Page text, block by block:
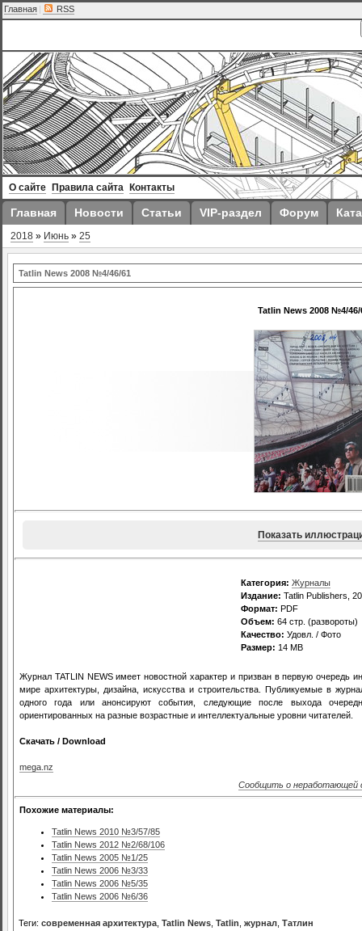
Главная | RSS
О сайте Правила сайта Контакты
Главная Новости Статьи VIP-раздел Форум
2018 » Июнь » 25
Tatlin News 2008 №4/46/61
Tatlin News 2008 №4/46/
Показать
Категория: Журналы
Издание: Tatlin Publishers,
Формат: PDF
Объем: 64 стр. (развороты)
Качество: Удовл. / Фото
Размер: 14 MB
Журнал TATLIN NEWS имеет новостной характер и призван в первую очередь
мире архитектуры, дизайна, искусства и строительства. Публикуемые в
одного года или анонсируют события, следующие после выхода
ориентированных на разные возрастные и интеллектуальные уровни читателей.
Скачать / Download
mega.nz
Сообщить о неработающей
Похожие материалы:
Tatlin News 2010 №3/57/85
Tatlin News 2012 №2/68/106
Tatlin News 2005 №1/25
Tatlin News 2006 №3/33
Tatlin News 2006 №5/35
Tatlin News 2006 №6/36
Теги: современная архитектура Tatlin News Tatlin журнал Татлин